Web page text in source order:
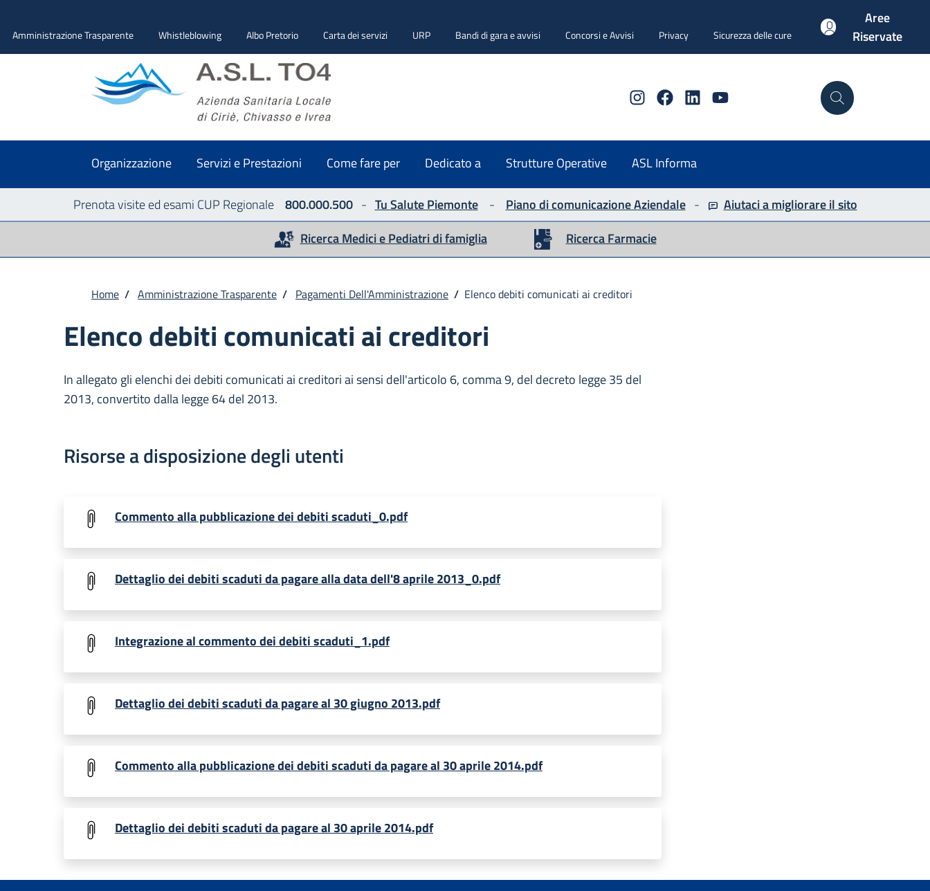
Amministrazione Trasparente Whistleblowing Albo Pretorio Carta dei servizi URP Bandi di gara e avvisi Concorsi e Avvisi Privacy Sicurezza delle cure
Aree
Riservate
InstagramFacebookLinkedinYouTube
Organizzazione Servizi e Prestazioni Come fare per Dedicato a Strutture Operative ASL Informa
Prenota visite ed esami CUP Regionale 800.000.500- Tu Salute Piemonte- Piano di comunicazione Aziendale- Aiutaci a migliorareil sito
Ricerca Medici e Pediatri di famiglia
Ricerca Farmacie
Home / Amministrazione Trasparente / Pagamenti Dell'Amministrazione / Elenco debiti comunicati ai creditori
Elenco debiti comunicati ai creditori
In allegato gli elenchi dei debiti comunicati ai creditori ai sensi dell'articolo 6, comma 9, del decreto legge 35 del
2013, convertito dalla legge 64 del 2013.
Risorse a disposizione degli utenti
Commento alla pubblicazione dei debiti scaduti_0.pdf
Dettaglio dei debiti scaduti da pagare alla data dell'8 aprile 2013_0.pdf
Integrazione al commento dei debiti scaduti_1.pdf
Dettaglio dei debiti scaduti da pagare al 30 giugno 2013.pdf
Commento alla pubblicazione dei debiti scaduti da pagare al 30 aprile 2014.pdf
Dettaglio dei debiti scaduti da pagare al 30 aprile 2014.pdf